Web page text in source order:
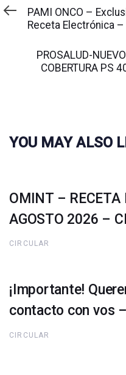
anterior
PAMI ONCO –
Receta Electrónica –
artículoPROSALUD-
COBERTURA PS
YOU MAY ALSO
OMINT – RECETA
AGOSTO 2026 –
CIRCULAR
¡Importante!
contacto con vos
CIRCULAR